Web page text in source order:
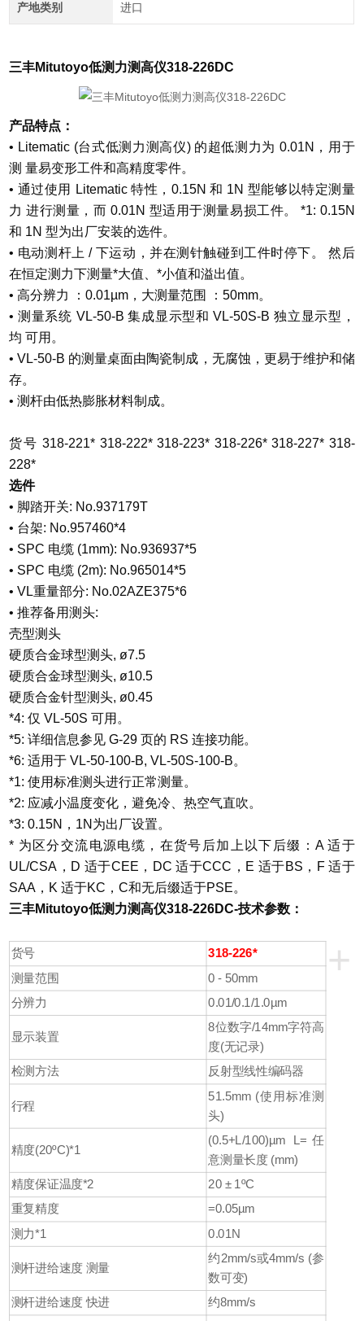
产地类别 进口
三丰Mitutoyo低测力测高仪318-226DC
产品特点：
• Litematic (台式低测力测高仪) 的超低测力为 0.01N，用于
测 量易变形工件和高精度零件。
• 通过使用 Litematic 特性，0.15N 和 1N 型能够以特定测量
力 进行测量，而 0.01N 型适用于测量易损工件。 *1: 0.15N
和 1N 型为出厂安装的选件。
• 电动测杆上 / 下运动，并在测针触碰到工件时停下。 然后
在恒定测力下测量*大值、*小值和溢出值。
• 高分辨力 ：0.01µm，大测量范围 ：50mm。
• 测量系统 VL-50-B 集成显示型和 VL-50S-B 独立显示型，
均 可用。
• VL-50-B 的测量桌面由陶瓷制成，无腐蚀，更易于维护和储
存。
• 测杆由低热膨胀材料制成。
货号 318-221* 318-222* 318-223* 318-226* 318-227* 318-
228*
选件
• 脚踏开关: No.937179T
• 台架: No.957460*4
• SPC 电缆 (1mm): No.936937*5
• SPC 电缆 (2m): No.965014*5
• VL重量部分: No.02AZE375*6
• 推荐备用测头:
壳型测头
硬质合金球型测头, ø7.5
硬质合金球型测头, ø10.5
硬质合金针型测头, ø0.45
*4: 仅 VL-50S 可用。
*5: 详细信息参见 G-29 页的 RS 连接功能。
*6: 适用于 VL-50-100-B, VL-50S-100-B。
*1: 使用标准测头进行正常测量。
*2: 应减小温度变化，避免冷、热空气直吹。
*3: 0.15N，1N为出厂设置。
* 为区分交流电源电缆，在货号后加上以下后缀：A 适于
UL/CSA，D 适于CEE，DC 适于CCC，E 适于BS，F 适于
SAA，K 适于KC，C和无后缀适于PSE。
三丰Mitutoyo低测力测高仪318-226DC-技术参数：
+
货号
318-226*
测量范围
0 - 50mm
分辨力 0.01/0.1/1.0µm
显示装置
8位数字/14mm字符高
度(无记录)
检测方法
反射型线性编码器
行程
51.5mm (使用标准测
头)
精度(20ºC)*1
(0.5+L/100)µm L=任
意测量长度 (mm)
精度保证温度*2 20 ± 1ºC
重复精度 =0.05µm
测力*1 0.01N
测杆进给速度 测量
约2mm/s或4mm/s (参
数可变)
测杆进给速度 快进 约8mm/s